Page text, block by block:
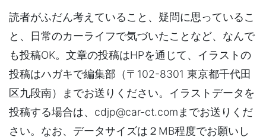
読者がふだん考えていること、疑問に思っているこ
と、日常のカーライフで気づいたことなど、なんで
も投稿OK。文章の投稿はHPを通じて、イラストの
投稿はハガキで編集部（〒102-8301 東京都千代田
区九段南）までお送りください。イラストデータを
投稿する場合は、cdjp@car-ct.comまでお送りくだ
さい。なお、データサイズは２MB程度でお願いし